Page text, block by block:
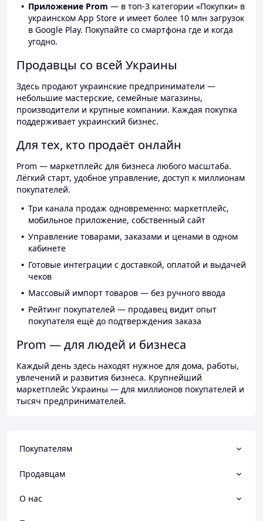
Приложение Prom — в топ-3 категории «Покупки» в
украинском App Store и имеет более 10 млн загрузок
в Google Play. Покупайте со смартфона где и когда
угодно.
Продавцы со всей Украины
Здесь продают украинские предприниматели —
небольшие мастерские, семейные магазины,
производители и крупные компании. Каждая покупка
поддерживает украинский бизнес.
Для тех, кто продаёт онлайн
Prom — маркетплейс для бизнеса любого масштаба.
Лёгкий старт, удобное управление, доступ к миллионам
покупателей.
Три канала продаж одновременно: маркетплейс,
мобильное приложение, собственный сайт
Управление товарами, заказами и ценами в одном
кабинете
Готовые интеграции с доставкой, оплатой и выдачей
чеков
Массовый импорт товаров — без ручного ввода
Рейтинг покупателей — продавец видит опыт
покупателя ещё до подтверждения заказа
Prom — для людей и бизнеса
Каждый день здесь находят нужное для дома, работы,
увлечений и развития бизнеса. Крупнейший
маркетплейс Украины — для миллионов покупателей и
тысяч предпринимателей.
Покупателям
Продавцам
О нас